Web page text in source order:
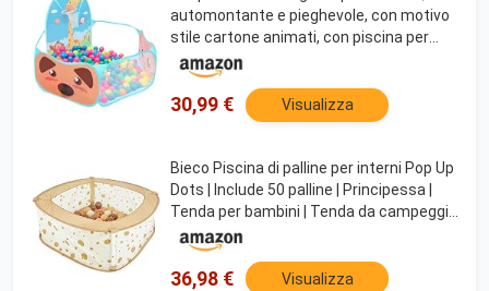
automontante e pieghevole, con motivo
stile cartone animati, con piscina per
palline e canestro da basket per uso in
ambienti interni ed esterni casetta per
bambini
30,99 € Visualizza
Bieco Piscina di palline per interni Pop Up
Dots | Include 50 palline | Principessa |
Tenda per bambini | Tenda da campeggio
per ragazze | Tenda per bambine
36,98 € Visualizza